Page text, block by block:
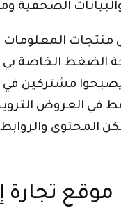
منتجات المعلومات
الضغط الخاصة بي
مشتركين في
العروض
المحتوى
موقع تجارة